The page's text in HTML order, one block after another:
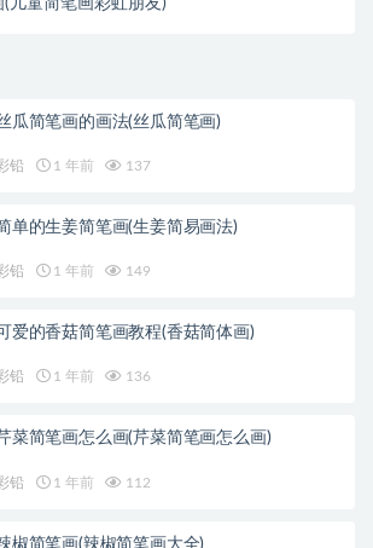
儿童简笔画彩虹朋友)
瓜简笔画的画法(丝瓜简笔画)
铅 1 年前 137
单的生姜简笔画(生姜简易画法)
铅 1 年前 149
爱的香菇简笔画教程(香菇简体画)
铅 1 年前 136
菜简笔画怎么画(芹菜简笔画怎么画)
铅 1 年前 112
椒简笔画(辣椒简笔画大全)